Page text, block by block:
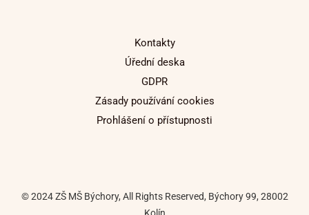
Kontakty
Úřední deska
GDPR
Zásady používání cookies
Prohlášení o přístupnosti
© 2024 ZŠ MŠ Býchory, All Rights Reserved, Býchory 99, 28002